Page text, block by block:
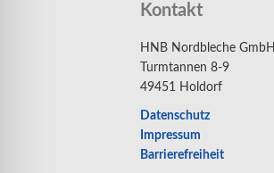
Kontakt
HNB Nordbleche GmbH
Turmtannen 8-9
49451 Holdorf
Datenschutz
Impressum
Barrierefreiheit